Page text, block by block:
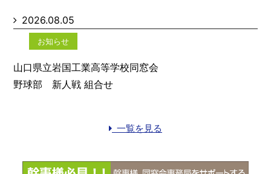
2026.08.05
お知らせ
山口県立岩国工業高等学校同窓会
野球部 新人戦 組合せ
一覧を見る